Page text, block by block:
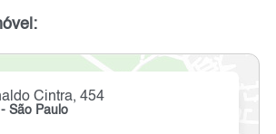
Cintra, 454
- São Paulo